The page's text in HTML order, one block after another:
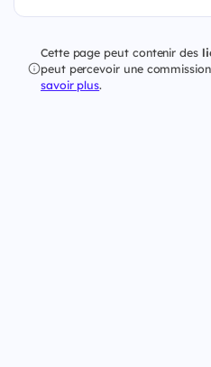
Cette page peut contenir des
peut percevoir une
savoir plus.